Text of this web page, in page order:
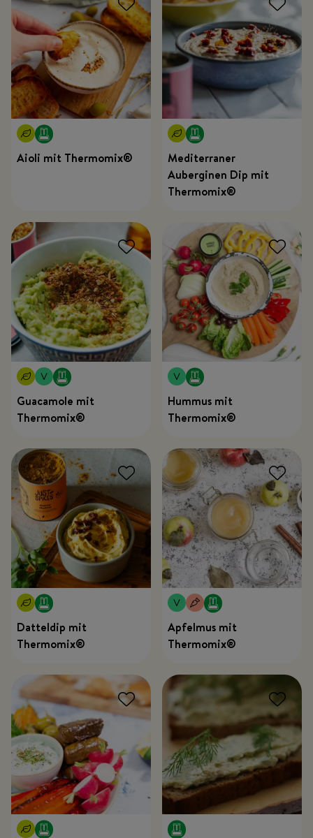
Aioli mit Thermomix®
Mediterraner
Auberginen Dip mit
Thermomix®
Guacamole mit
Thermomix®
Hummus mit
Thermomix®
Datteldip mit
Thermomix®
Apfelmus mit
Thermomix®